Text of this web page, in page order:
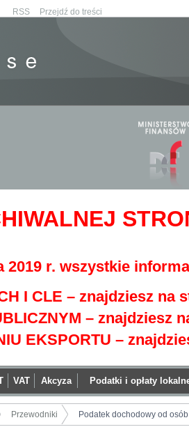
RSS Przejdź do treści
2019 r. wszystkie
I CLE – znajdziesz na
– znajdziesz
EKSPORTU –
VAT Akcyza Podatki i opłaty
Przewodniki Podatek dochodowy od